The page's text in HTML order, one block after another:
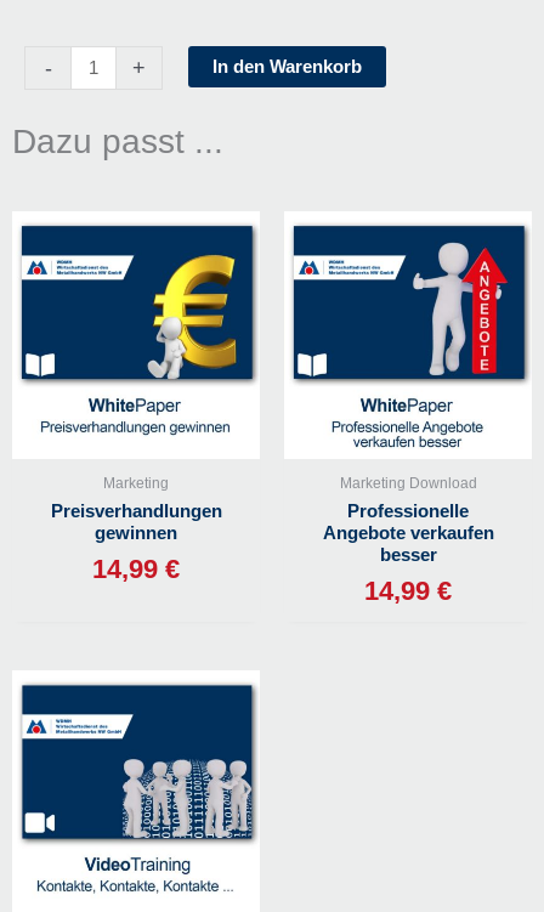
-
Kontakte,
+ In den Warenkorb
Dazu passt ...
Marketing
Preisverhandlungen
gewinnen
14,99 €
Marketing Download
Professionelle
Angebote verkaufen
besser
14,99 €